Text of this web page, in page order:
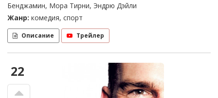
Бенджамин, Мора Тирни, Эндрю Дэйли
Жанр: комедия, спорт
Описание Трейлер
22